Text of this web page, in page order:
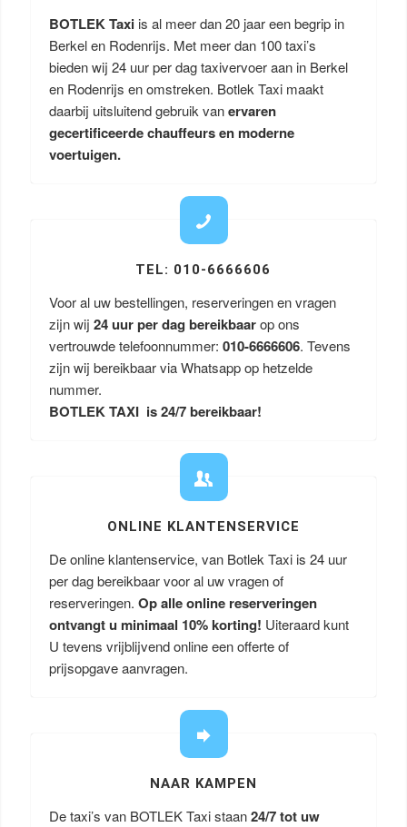
BOTLEK Taxi is al meer dan 20 jaar een begrip in
Berkel en Rodenrijs. Met meer dan 100 taxi’s
bieden wij 24 uur per dag taxivervoer aan in Berkel
en Rodenrijs en omstreken. Botlek Taxi maakt
daarbij uitsluitend gebruik vanervaren
gecertificeerde chauffeurs en moderne
voertuigen.
TEL: 010-6666606
Voor al uw bestellingen, reserveringen en vragen
zijn wij 24 uur per dag bereikbaarop ons
vertrouwde telefoonnummer: 010-6666606. Tevens
zijn wij bereikbaar via Whatsapp op hetzelde
nummer.
BOTLEK TAXI is 24/7 bereikbaar!
ONLINE KLANTENSERVICE
De online klantenservice, van Botlek Taxi is 24 uur
per dag bereikbaar voor al uw vragen of
reserveringen. Op alle online reserveringen
ontvangt u minimaal 10% korting! Uiteraard kunt
U tevens vrijblijvend online een offerte of
prijsopgave aanvragen.
NAAR KAMPEN
De taxi’s van BOTLEK Taxi staan24/7 tot uw